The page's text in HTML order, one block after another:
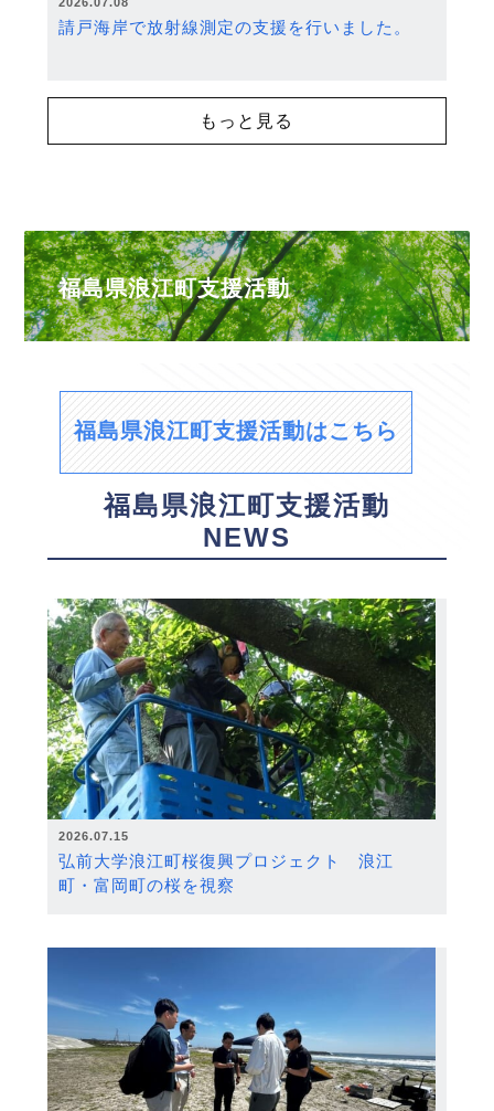
請戸海岸で放射線測定の支援を行いました。
もっと見る
福島県浪江町支援活動
福島県浪江町支援活動はこちら
福島県浪江町支援活動
NEWS
2026.07.15
弘前大学浪江町桜復興プロジェクト 浪江
町・富岡町の桜を視察